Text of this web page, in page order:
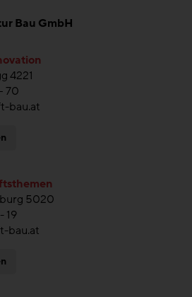
Bau GmbH
4221
70
bau.at
5020
19
bau.at